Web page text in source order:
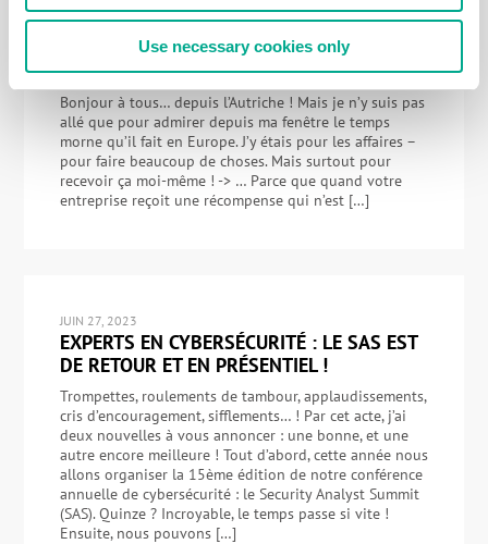
Use necessary cookies only
LES RÉCOMPENSES NE SONT JAMAIS TROP
NOMBREUSES. SURTOUT SI ELLES SONT
EUROPÉENNES !
Bonjour à tous… depuis l’Autriche ! Mais je n’y suis pas
allé que pour admirer depuis ma fenêtre le temps
morne qu’il fait en Europe. J’y étais pour les affaires –
pour faire beaucoup de choses. Mais surtout pour
recevoir ça moi-même ! -> … Parce que quand votre
entreprise reçoit une récompense qui n’est […]
JUIN 27, 2023
EXPERTS EN CYBERSÉCURITÉ : LE SAS EST
DE RETOUR ET EN PRÉSENTIEL !
Trompettes, roulements de tambour, applaudissements,
cris d’encouragement, sifflements… ! Par cet acte, j’ai
deux nouvelles à vous annoncer : une bonne, et une
autre encore meilleure ! Tout d’abord, cette année nous
allons organiser la 15ème édition de notre conférence
annuelle de cybersécurité : le Security Analyst Summit
(SAS). Quinze ? Incroyable, le temps passe si vite !
Ensuite, nous pouvons […]